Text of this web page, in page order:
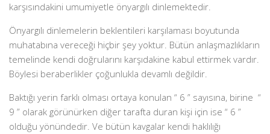
karşısındakini umumiyetle önyargılı dinlemektedir.
Önyargılı dinlemelerin beklentileri karşılaması boyutunda
muhatabına vereceği hiçbir şey yoktur. Bütün anlaşmazlıkların
temelinde kendi doğrularını karşıdakine kabul ettirmek vardır.
Böylesi beraberlikler çoğunlukla devamlı değildir.
Baktığı yerin farklı olması ortaya konulan “ 6 ” sayısına, birine “
9 ” olarak görünürken diğer tarafta duran kişi için ise “ 6 ”
olduğu yönündedir. Ve bütün kavgalar kendi haklılığı